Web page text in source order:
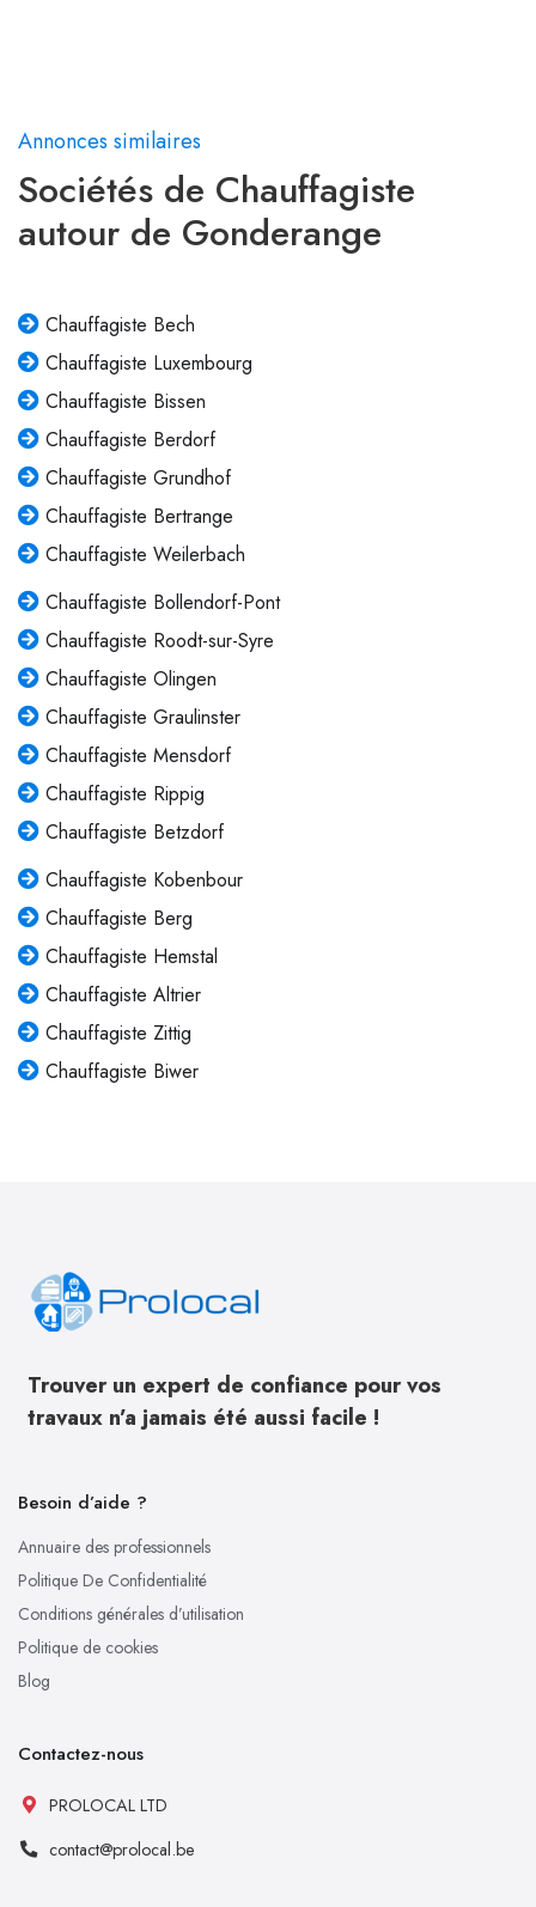
Annonces similaires
Sociétés de Chauffagiste
autour de Gonderange
Chauffagiste Bech
Chauffagiste Luxembourg
Chauffagiste Bissen
Chauffagiste Berdorf
Chauffagiste Grundhof
Chauffagiste Bertrange
Chauffagiste Weilerbach
Chauffagiste Bollendorf-Pont
Chauffagiste Roodt-sur-Syre
Chauffagiste Olingen
Chauffagiste Graulinster
Chauffagiste Mensdorf
Chauffagiste Rippig
Chauffagiste Betzdorf
Chauffagiste Kobenbour
Chauffagiste Berg
Chauffagiste Hemstal
Chauffagiste Altrier
Chauffagiste Zittig
Chauffagiste Biwer
Trouver un expert de confiance pour vos
travaux n’a jamais été aussi facile !
Besoin d’aide ?
Annuaire des professionnels
Politique De Confidentialité
Conditions générales d’utilisation
Politique de cookies
Blog
Contactez-nous
PROLOCAL LTD
contact@prolocal.be